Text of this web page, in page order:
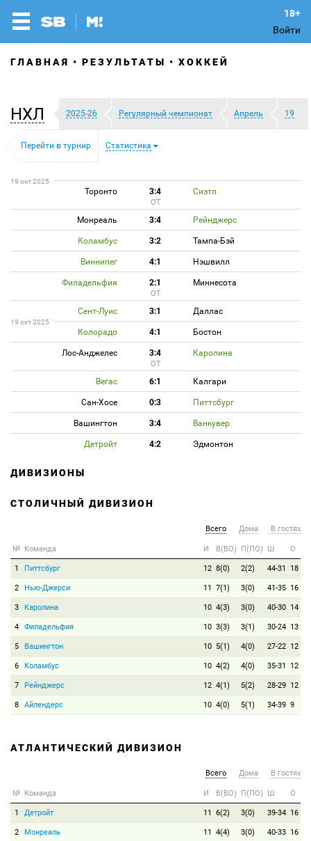
Войти
ГЛАВНАЯ РЕЗУЛЬТАТЫ ХОККЕЙ
НХЛ 2025-26 Регулярный чемпионат Апрель 19
Перейти в турнир Статистика
19 окт 2025
Торонто 3:4 Сиэтл
ОТ
Монреаль 3:4 Рейнджерс
Коламбус 3:2 Тампа-Бэй
Виннипег 4:1 Нэшвилл
Филадельфия 2:1 Миннесота
ОТ
Сент-Луис 3:1 Даллас
19 окт 2025
Колорадо 4:1 Бостон
Лос-Анджелес 3:4 Каролина
ОТ
Вегас 6:1 Калгари
Сан-Хосе 0:3 Питтсбург
Вашингтон 3:4 Ванкувер
Детройт 4:2 Эдмонтон
ДИВИЗИОНЫ
СТОЛИЧНЫЙ ДИВИЗИОН
Всего Дома В гостях
№ Команда И В(ВО) П(ПО) Ш О
1 Питтсбург 12 8(0) 2(2) 44-31 18
2 Нью-Джерси 11 7(1) 3(0) 41-35 16
3 Каролина 10 4(3) 3(0) 40-30 14
4 Филадельфия 10 3(3) 3(1) 30-24 13
5 Вашингтон 10 5(1) 4(0) 27-22 12
6 Коламбус 10 4(2) 4(0) 35-31 12
7 Рейнджерс 12 4(1) 5(2) 28-29 12
8 Айлендерс 10 4(0) 5(1) 34-39 9
АТЛАНТИЧЕСКИЙ ДИВИЗИОН
Всего Дома В гостях
№ Команда И В(ВО) П(ПО) Ш О
1 Детройт 11 6(2) 3(0) 39-34 16
2 Монреаль 11 4(4) 3(0) 40-33 16